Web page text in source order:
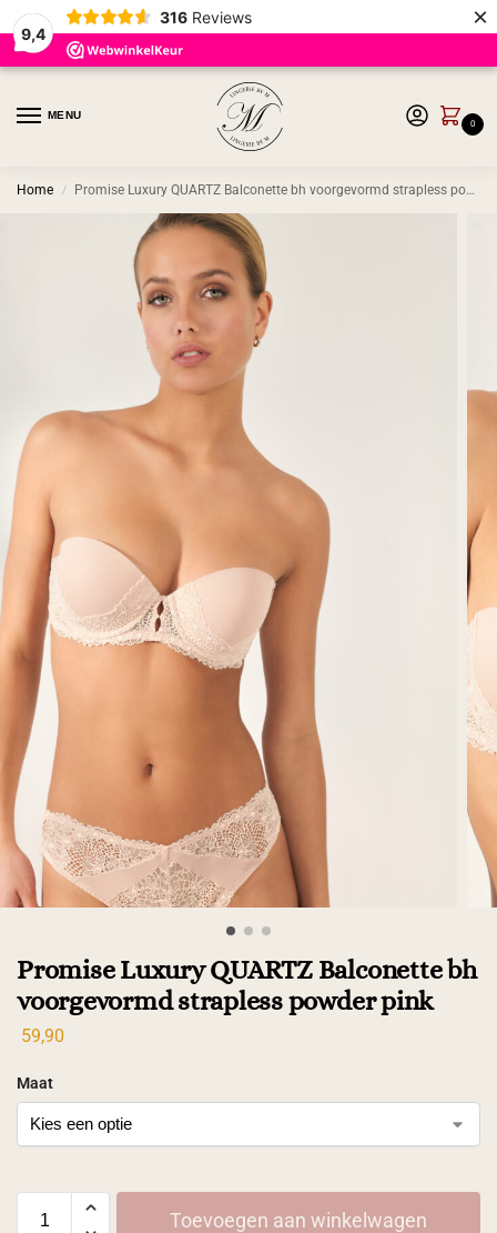
9,4
316 Reviews ×
MENU
0
Home / Promise Luxury QUARTZ Balconette bh voorgevormd strapless powder pink
Promise Luxury QUARTZ Balconette bh
voorgevormd strapless powder pink
59,90
Maat
Toevoegen aan winkelwagen